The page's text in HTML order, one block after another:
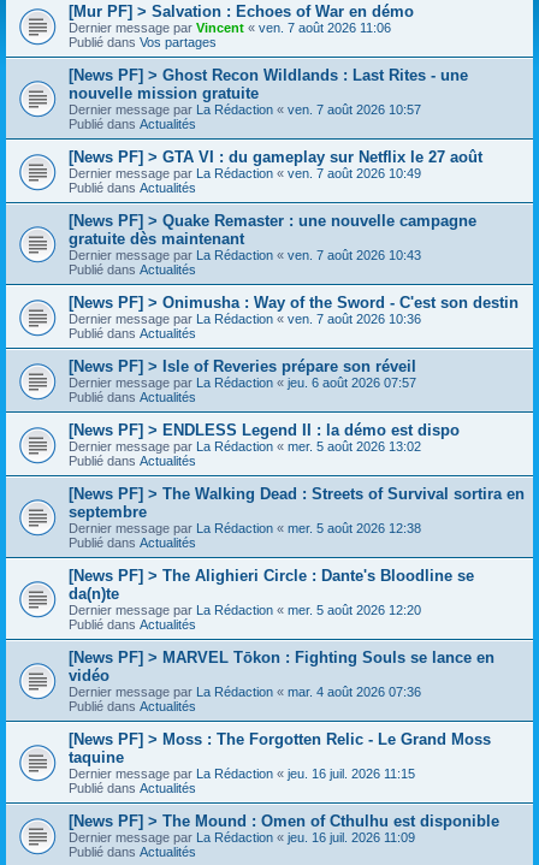
[Mur PF] > Salvation : Echoes of War en démo
Dernier message par Vincent « ven. 7 août 2026 11:06
Publié dans Vos partages
[News PF] > Ghost Recon Wildlands : Last Rites - une
nouvelle mission gratuite
Dernier message par La Rédaction « ven. 7 août 2026 10:57
Publié dans Actualités
[News PF] > GTA VI : du gameplay sur Netflix le 27 août
Dernier message par La Rédaction « ven. 7 août 2026 10:49
Publié dans Actualités
[News PF] > Quake Remaster : une nouvelle campagne
gratuite dès maintenant
Dernier message par La Rédaction « ven. 7 août 2026 10:43
Publié dans Actualités
[News PF] > Onimusha : Way of the Sword - C'est son destin
Dernier message par La Rédaction « ven. 7 août 2026 10:36
Publié dans Actualités
[News PF] > Isle of Reveries prépare son réveil
Dernier message par La Rédaction « jeu. 6 août 2026 07:57
Publié dans Actualités
[News PF] > ENDLESS Legend II : la démo est dispo
Dernier message par La Rédaction « mer. 5 août 2026 13:02
Publié dans Actualités
[News PF] > The Walking Dead : Streets of Survival sortira en
septembre
Dernier message par La Rédaction « mer. 5 août 2026 12:38
Publié dans Actualités
[News PF] > The Alighieri Circle : Dante's Bloodline se
da(n)te
Dernier message par La Rédaction « mer. 5 août 2026 12:20
Publié dans Actualités
[News PF] > MARVEL Tōkon : Fighting Souls se lance en
vidéo
Dernier message par La Rédaction « mar. 4 août 2026 07:36
Publié dans Actualités
[News PF] > Moss : The Forgotten Relic - Le Grand Moss
taquine
Dernier message par La Rédaction « jeu. 16 juil. 2026 11:15
Publié dans Actualités
[News PF] > The Mound : Omen of Cthulhu est disponible
Dernier message par La Rédaction « jeu. 16 juil. 2026 11:09
Publié dans Actualités